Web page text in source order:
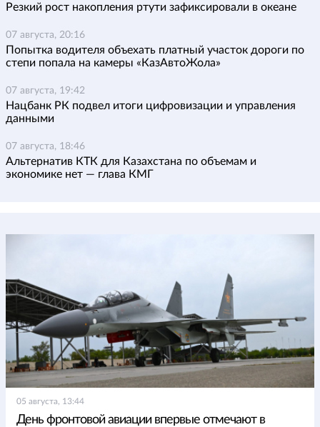
Резкий рост накопления ртути зафиксировали в океане
07 августа, 20:16
Попытка водителя объехать платный участок дороги по
степи попала на камеры «КазАвтоЖола»
07 августа, 19:42
Нацбанк РК подвел итоги цифровизации и управления
данными
07 августа, 18:46
Альтернатив КТК для Казахстана по объемам и
экономике нет — глава КМГ
05 августа, 13:44
День фронтовой авиации впервые отмечают в